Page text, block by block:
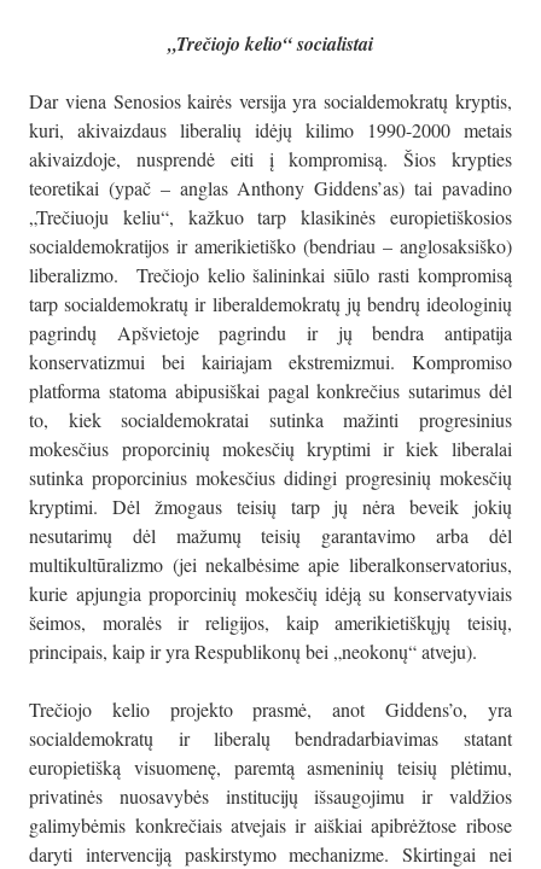
„Trečiojo kelio“ socialistai
Dar viena Senosios kairės versija yra socialdemokratų kryptis,
kuri, akivaizdaus liberalių idėjų kilimo 1990-2000 metais
akivaizdoje, nusprendė eiti į kompromisą. Šios krypties
teoretikai (ypač – anglas Anthony Giddens’as) tai pavadino
„Trečiuoju keliu“, kažkuo tarp klasikinės europietiškosios
socialdemokratijos ir amerikietiško (bendriau – anglosaksiško)
liberalizmo. Trečiojo kelio šalininkai siūlo rasti kompromisą
tarp socialdemokratų ir liberaldemokratų jų bendrų ideologinių
pagrindų Apšvietoje pagrindu ir jų bendra antipatija
konservatizmui bei kairiajam ekstremizmui. Kompromiso
platforma statoma abipusiškai pagal konkrečius sutarimus dėl
to, kiek socialdemokratai sutinka mažinti progresinius
mokesčius proporcinių mokesčių kryptimi ir kiek liberalai
sutinka proporcinius mokesčius didingi progresinių mokesčių
kryptimi. Dėl žmogaus teisių tarp jų nėra beveik jokių
nesutarimų dėl mažumų teisių garantavimo arba dėl
multikultūralizmo (jei nekalbėsime apie liberalkonservatorius,
kurie apjungia proporcinių mokesčių idėją su konservatyviais
šeimos, moralės ir religijos, kaip amerikietiškųjų teisių,
principais, kaip ir yra Respublikonų bei „neokonų“ atveju).
Trečiojo kelio projekto prasmė, anot Giddens’o, yra
socialdemokratų ir liberalų bendradarbiavimas statant
europietišką visuomenę, paremtą asmeninių teisių plėtimu,
privatinės nuosavybės institucijų išsaugojimu ir valdžios
galimybėmis konkrečiais atvejais ir aiškiai apibrėžtose ribose
daryti intervenciją paskirstymo mechanizme. Skirtingai nei